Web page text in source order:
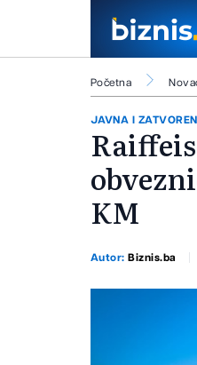
Početna
JAVNA I
KM
Autor:Biznis.ba